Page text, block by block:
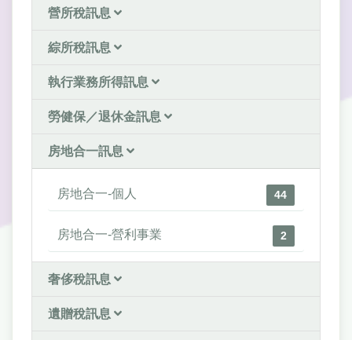
營所稅訊息
綜所稅訊息
執行業務所得訊息
勞健保／退休金訊息
房地合一訊息
房地合一-個人 44
房地合一-營利事業 2
奢侈稅訊息
遺贈稅訊息